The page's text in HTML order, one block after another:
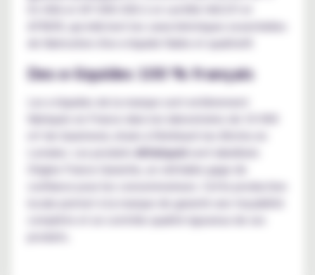
AFNOR, qui édictent les caractéristiques essentielles
de fabrication d'un e-liquide fiable et qualitatif.
Des e-liquides 100 % français
Les e-liquides de la marque sont entièrement
fabriqués en France dans les laboratoires de 10 000
Alfaliquid
Origine France Garantie, un véritable gage de
confiance pour les consommateurs. Cette production
locale permet à la marque de garantir une traçabilité
complète et un contrôle qualité rigoureux de ses